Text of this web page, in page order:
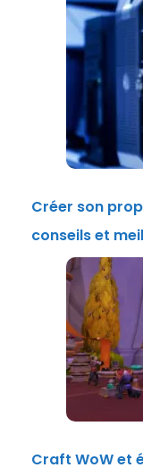
Créer son
conseils et
Craft WoW et